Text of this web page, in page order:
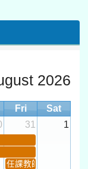
2026
Fri
Sat
31 1
任課教師抽籤